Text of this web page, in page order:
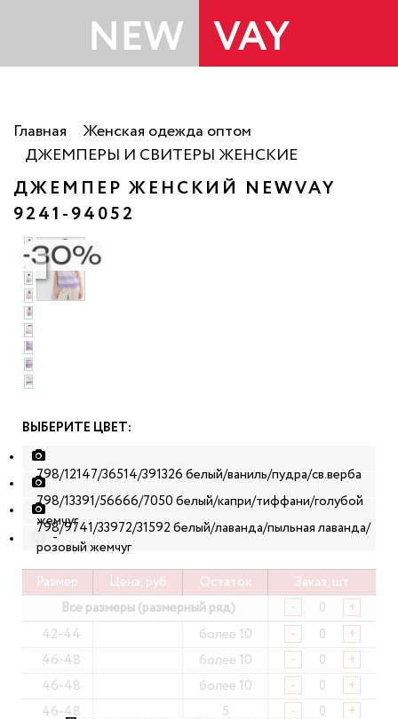
Главная
Женская одежда оптом
ДЖЕМПЕРЫ И СВИТЕРЫ ЖЕНСКИЕ
ДЖЕМПЕР ЖЕНСКИЙ NEWVAY
9241-94052
ВЫБЕРИТЕ ЦВЕТ:
798/12147/36514/391326 белый/ваниль/пудра/св.верба
798/13391/56666/7050 белый/капри/тиффани/голубой
жемчуг
798/9741/33972/31592 белый/лаванда/пыльная лаванда/
розовый жемчуг
-
Размер Цена, руб Остаток
Заказ, шт
Все размеры (размерный ряд)
- +
42-44 более 10 - +
46-48 более 10 - +
46-48 более 10 - +
46-48 5 - +